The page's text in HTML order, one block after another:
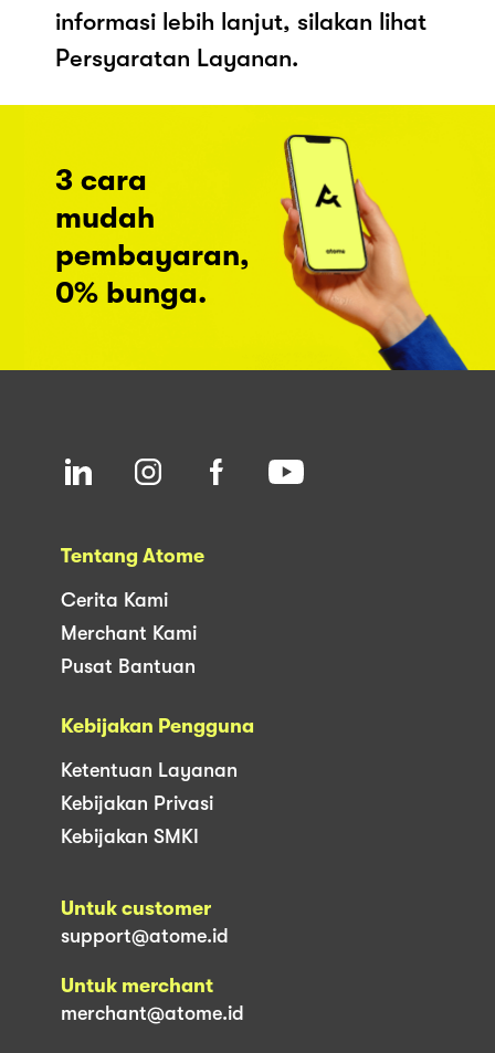
informasi lebih lanjut, silakan lihat
Persyaratan Layanan.
3 cara
mudah
pembayaran,
0% bunga.
Tentang Atome
Cerita Kami
Merchant Kami
Pusat Bantuan
Kebijakan Pengguna
Ketentuan Layanan
Kebijakan Privasi
Kebijakan SMKI
Untuk customer
support@atome.id
Untuk merchant
merchant@atome.id